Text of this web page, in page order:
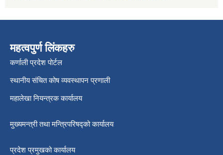
महत्वपुर्ण लिंकहरु
कर्णाली प्रदेश पोर्टल
स्थानीय संचित कोष व्यवस्थापन प्रणाली
महालेखा नियन्त्रक कार्यालय
मुख्यमन्त्री तथा मन्त्रिपरिषद्को कार्यालय
प्रदेश प्रमुखको कार्यालय